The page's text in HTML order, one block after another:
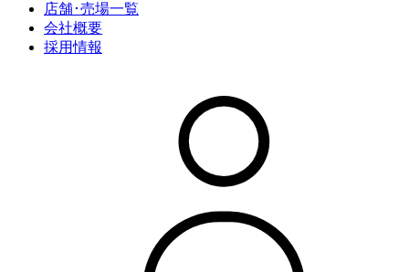
店舗･売場一覧
会社概要
採用情報